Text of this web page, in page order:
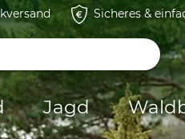
Sicheres &
Jagd